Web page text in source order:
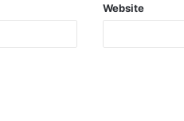
Website